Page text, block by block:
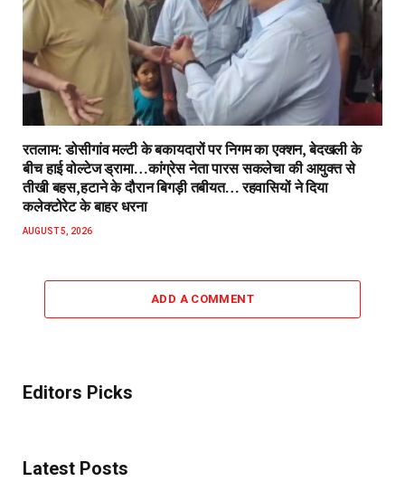
रतलाम: डोसीगांव मल्टी के बकायदारों पर निगम का एक्शन, बेदखली के
बीच हाई वोल्टेज ड्रामा…कांग्रेस नेता पारस सकलेचा की आयुक्त से
तीखी बहस,हटाने के दौरान बिगड़ी तबीयत… रहवासियों ने दिया
कलेक्टोरेट के बाहर धरना
AUGUST 5, 2026
ADD A COMMENT
Editors Picks
Latest Posts